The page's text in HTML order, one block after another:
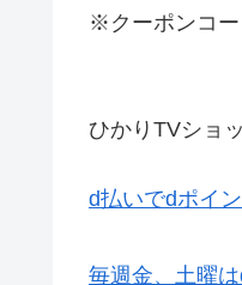
※クーポンコー
ひかりTVショ
d払いでdポイ
毎週金、土曜